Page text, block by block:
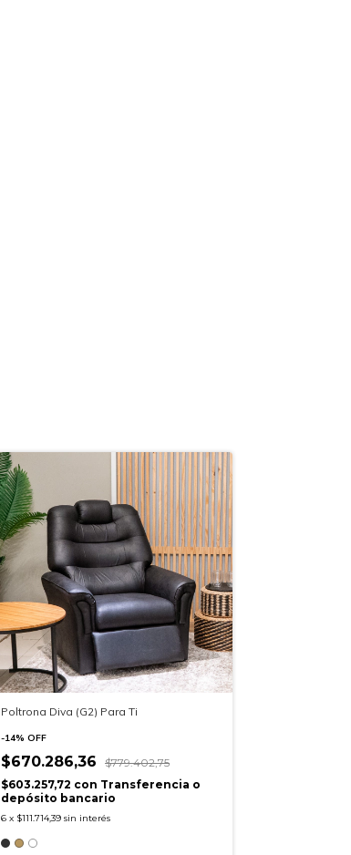
Poltrona Diva (G2) Para Ti
-14% OFF
$670.286,36
$779.402,75
$603.257,72 con Transferencia o
depósito bancario
6 x $111.714,39 sin interés